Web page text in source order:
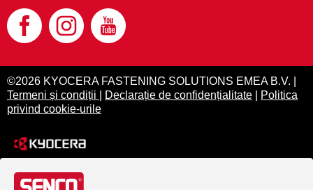
©2026 KYOCERA FASTENING SOLUTIONS EMEA B.V. |
Termeni și condiții
Declarație de confidențialitate
Politica
privind cookie-urile